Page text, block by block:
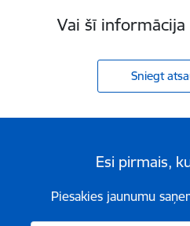
Vai šī
Sniegt
Esi pirmais,
Piesakies jaunumu